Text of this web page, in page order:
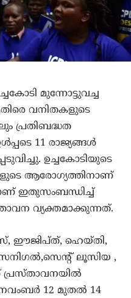
മുന്നോട്ടുവച്ച
വനിതകളുടെ
പ്രതിബദ്ധത
11 രാജ്യങ്ങള്‍
ഉച്ചകോടിയുടെ
ആരോഗ്യത്തിനാണ്
ഇതുസംബന്ധിച്ച്
വ്യക്തമാക്കുന്നത്.
ഈജിപ്ത്, ഹെയ്തി,
ലൂസിയ ,
പ്രസ്താവനയില്‍
നവംബര്‍ 12 മുതല്‍ 14